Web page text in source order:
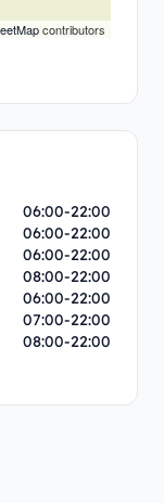
contributors
06:00-22:00
06:00-22:00
06:00-22:00
08:00-22:00
06:00-22:00
07:00-22:00
08:00-22:00